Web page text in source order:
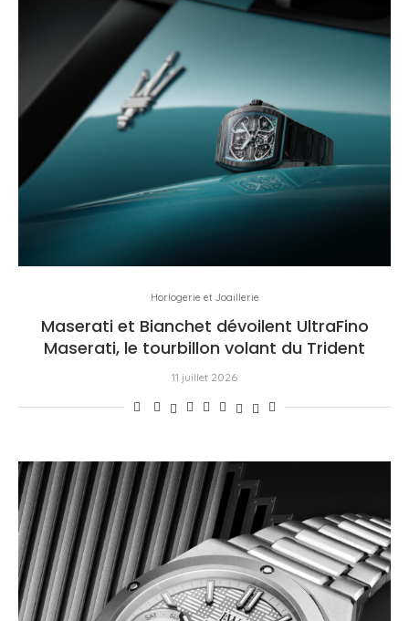
Horlogerie et Joaillerie
Maserati et Bianchet dévoilent UltraFino
Maserati, le tourbillon volant du Trident
11 juillet 2026